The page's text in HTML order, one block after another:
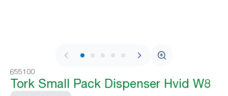
1 / 8
655100
Tork Small Pack Dispenser Hvid W8